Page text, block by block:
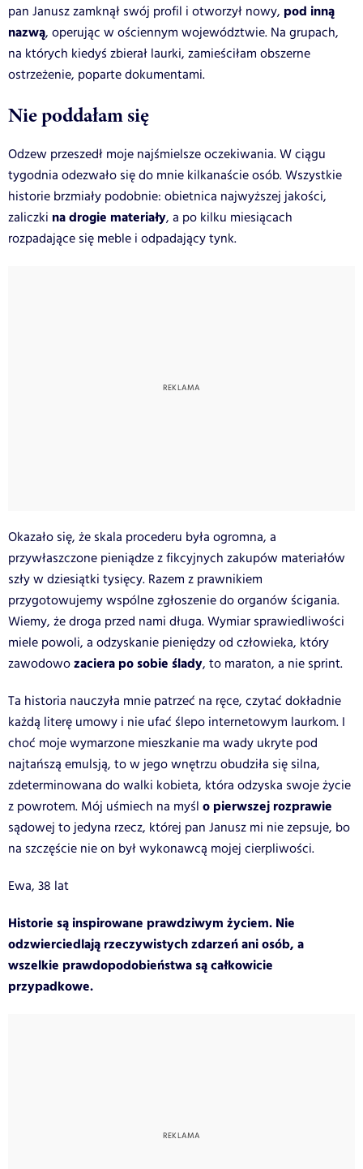
pan Janusz zamknął swój profil i otworzył nowy, pod inną
nazwą, operując w ościennym województwie. Na grupach,
na których kiedyś zbierał laurki, zamieściłam obszerne
ostrzeżenie, poparte dokumentami.
Nie poddałam się
Odzew przeszedł moje najśmielsze oczekiwania. W ciągu
tygodnia odezwało się do mnie kilkanaście osób. Wszystkie
historie brzmiały podobnie: obietnica najwyższej jakości,
zaliczki na drogie materiały, a po kilku miesiącach
rozpadające się meble i odpadający tynk.
Okazało się, że skala procederu była ogromna, a
przywłaszczone pieniądze z fikcyjnych zakupów materiałów
szły w dziesiątki tysięcy. Razem z prawnikiem
przygotowujemy wspólne zgłoszenie do organów ścigania.
Wiemy, że droga przed nami długa. Wymiar sprawiedliwości
miele powoli, a odzyskanie pieniędzy od człowieka, który
zawodowozaciera po sobie ślady, to maraton, a nie sprint.
Ta historia nauczyła mnie patrzeć na ręce, czytać dokładnie
każdą literę umowy i nie ufać ślepo internetowym laurkom. I
choć moje wymarzone mieszkanie ma wady ukryte pod
najtańszą emulsją, to w jego wnętrzu obudziła się silna,
zdeterminowana do walki kobieta, która odzyska swoje życie
z powrotem. Mój uśmiech na myśl o pierwszej rozprawie
sądowej to jedyna rzecz, której pan Janusz mi nie zepsuje, bo
na szczęście nie on był wykonawcą mojej cierpliwości.
Ewa, 38 lat
Historie są inspirowane prawdziwym życiem. Nie
odzwierciedlają rzeczywistych zdarzeń ani osób, a
wszelkie prawdopodobieństwa są całkowicie
przypadkowe.